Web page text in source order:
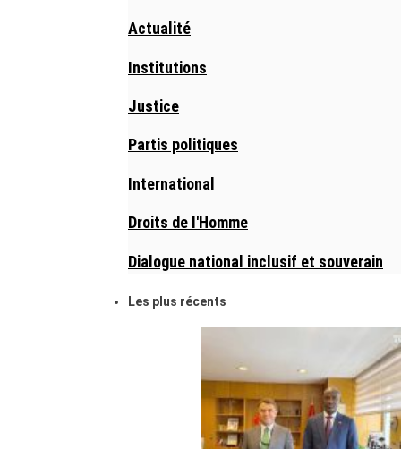
Actualité
Institutions
Justice
Partis politiques
International
Droits de l'Homme
Dialogue national inclusif et souverain
Les plus récents